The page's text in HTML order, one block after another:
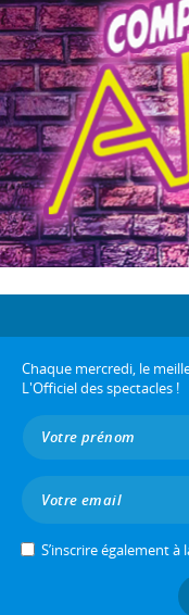
Chaque mercredi, le
L'Officiel des spectacles !
S’inscrire également à